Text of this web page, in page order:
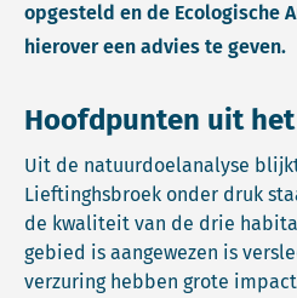
opgesteld en de Ecologische
hierover een advies te geven.
Hoofdpunten uit
Uit de natuurdoelanalyse
Lieftinghsbroek onder druk
de kwaliteit van de drie
gebied is aangewezen is
verzuring hebben grote